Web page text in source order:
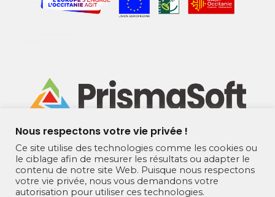
230 Rue James Watt BAT B BUREAU 8 TECNOSUD,
66100 Perpignan France
Nous respectons votre vie privée !
Ce site utilise des technologies comme les cookies ou
le ciblage afin de mesurer les résultats ou adapter le
contenu de notre site Web. Puisque nous respectons
votre vie privée, nous vous demandons votre
autorisation pour utiliser ces technologies.